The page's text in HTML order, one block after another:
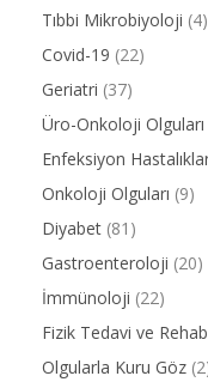
Tıbbi Mikrobiyoloji (4)
Covid-19 (22)
Geriatri (37)
Üro-Onkoloji Olguları
Enfeksiyon
Onkoloji Olguları (9)
Diyabet (81)
Gastroenteroloji (20)
İmmünoloji (22)
Fizik Tedavi ve
Olgularla Kuru Göz